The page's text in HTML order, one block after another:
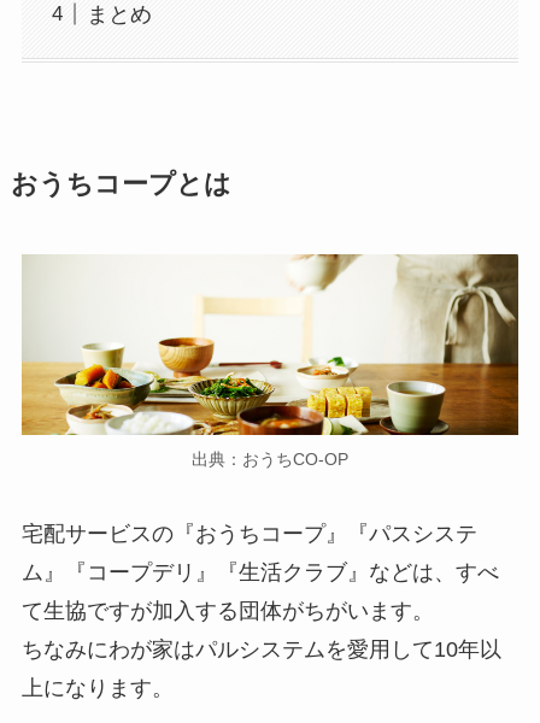
まとめ
おうちコープとは
出典：おうちCO-OP
宅配サービスの『おうちコープ』『パスシステ
ム』『コープデリ』『生活クラブ』などは、すべ
て生協ですが加入する団体がちがいます。
ちなみにわが家はパルシステムを愛用して10年以
上になります。